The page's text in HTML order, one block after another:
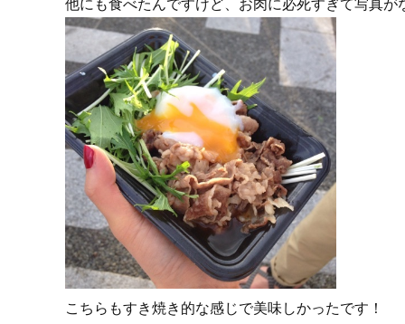
他にも食べたんですけど、お肉に必死すぎて写真
こちらもすき焼き的な感じで美味しかったです！